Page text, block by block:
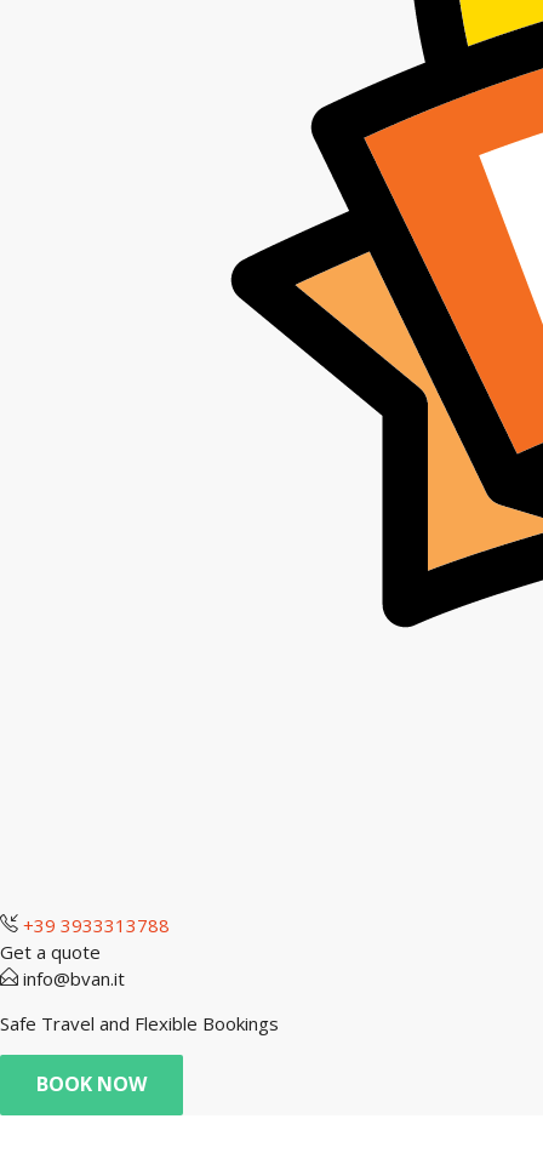
+39 3933313788
Get a quote
info@bvan.it
Safe Travel and Flexible Bookings
BOOK NOW